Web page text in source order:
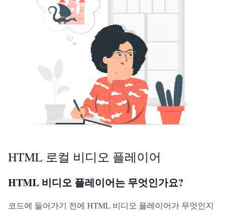
HTML 로컬 비디오 플레이어
HTML 비디오 플레이어는 무엇인가요?
코드에 들어가기 전에 HTML 비디오 플레이어가 무엇인지